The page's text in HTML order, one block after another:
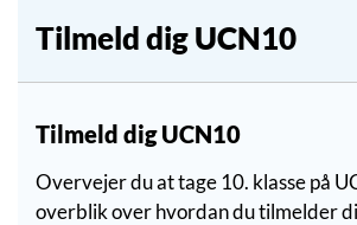
Tilmeld dig UCN10
Tilmeld dig UCN10
Overvejer du at tage 10. klasse på
overblik over hvordan du tilmelder